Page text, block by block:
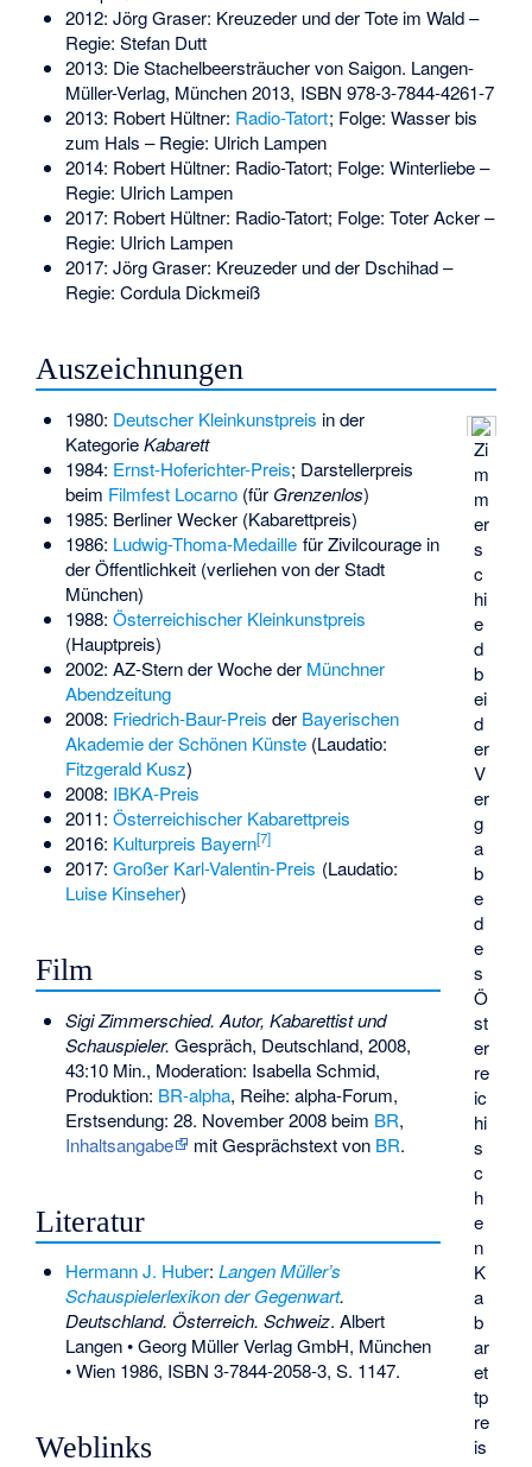
2012: Jörg Graser: Kreuzeder und der Tote im Wald –
Regie: Stefan Dutt
2013: Die Stachelbeersträucher von Saigon. Langen-
Müller-Verlag, München 2013, ISBN 978-3-7844-4261-7
2013: Robert Hültner: Radio-Tatort; Folge: Wasser bis
zum Hals – Regie: Ulrich Lampen
2014: Robert Hültner: Radio-Tatort; Folge: Winterliebe –
Regie: Ulrich Lampen
2017: Robert Hültner: Radio-Tatort; Folge: Toter Acker –
Regie: Ulrich Lampen
2017: Jörg Graser: Kreuzeder und der Dschihad –
Regie: Cordula Dickmeiß
Auszeichnungen
Zi
m
m
er
s
c
hi
e
d
b
ei
d
er
V
er
g
a
b
e
d
e
s
Ö
st
er
re
ic
hi
s
c
h
e
n
K
a
b
ar
et
tp
re
is
1980: Deutscher Kleinkunstpreis in der
KategorieKabarett
1984: Ernst-Hoferichter-Preis; Darstellerpreis
beim Filmfest Locarno(für Grenzenlos)
1985: Berliner Wecker (Kabarettpreis)
1986: Ludwig-Thoma-Medaille für Zivilcourage in
der Öffentlichkeit (verliehen von der Stadt
München)
1988: Österreichischer Kleinkunstpreis
(Hauptpreis)
2002: AZ-Stern der Woche der Münchner
Abendzeitung
2008: Friedrich-Baur-Preis der Bayerischen
Akademie der Schönen Künste(Laudatio:
Fitzgerald Kusz)
2008: IBKA-Preis
2011: Österreichischer Kabarettpreis
2016: Kulturpreis Bayern[7]
2017: Großer Karl-Valentin-Preis (Laudatio:
Luise Kinseher)
Film
Sigi Zimmerschied. Autor, Kabarettist und
Schauspieler. Gespräch, Deutschland, 2008,
43:10 Min., Moderation: Isabella Schmid,
Produktion: BR-alpha, Reihe: alpha-Forum,
Erstsendung: 28. November 2008 beim BR,
Inhaltsangabe
mit Gesprächstext von BR.
Literatur
Hermann J. Huber: Langen Müller’s
Schauspielerlexikon der Gegenwart.
Deutschland. Österreich. Schweiz. Albert
Langen • Georg Müller Verlag GmbH, München
• Wien 1986, ISBN 3-7844-2058-3, S. 1147.
Weblinks